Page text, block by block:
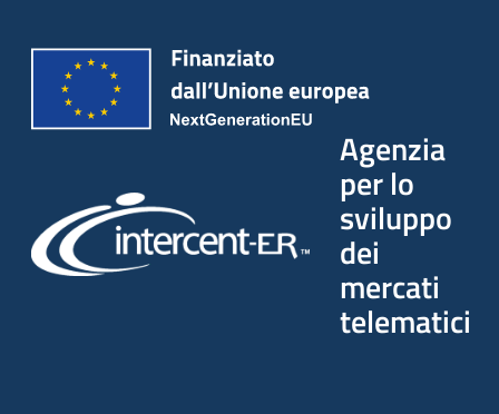
Agenzia
per lo
sviluppo
dei
mercati
telematici